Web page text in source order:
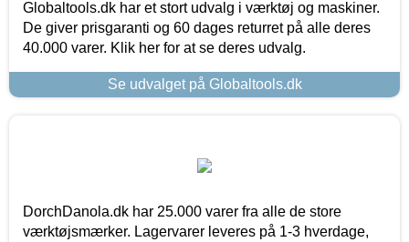
Globaltools.dk har et stort udvalg i værktøj og maskiner.
De giver prisgaranti og 60 dages returret på alle deres
40.000 varer. Klik her for at se deres udvalg.
Se udvalget på Globaltools.dk
DorchDanola.dk har 25.000 varer fra alle de store
værktøjsmærker. Lagervarer leveres på 1-3 hverdage,